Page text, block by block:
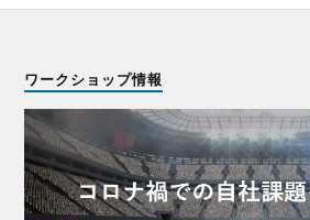
ワークショップ情報